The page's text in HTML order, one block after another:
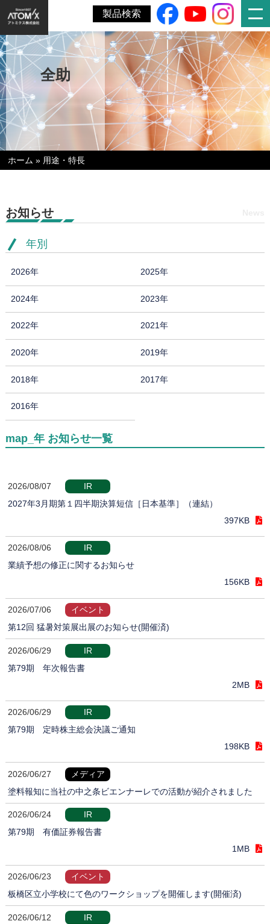
製品検索
全助
ホーム » 用途・特長
お知らせ
年別
2026年 2025年
2024年 2023年
2022年 2021年
2020年 2019年
2018年 2017年
2016年
map_年 お知らせ一覧
2026/08/07
IR
2027年3月期第１四半期決算短信［日本基準］（連結）
397KB
2026/08/06
IR
業績予想の修正に関するお知らせ
156KB
2026/07/06
イベント
第12回 猛暑対策展出展のお知らせ(開催済)
2026/06/29
IR
第79期 年次報告書
2MB
2026/06/29
IR
第79期 定時株主総会決議ご通知
198KB
2026/06/27
メディア
塗料報知に当社の中之条ビエンナーレでの活動が紹介されました
2026/06/24
IR
第79期 有価証券報告書
1MB
2026/06/23
イベント
板橋区立小学校にて色のワークショップを開催します(開催済)
2026/06/12
IR